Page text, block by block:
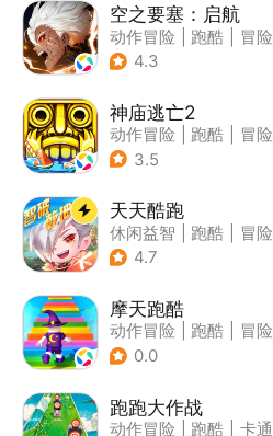
空之要塞：启航
动作冒险 跑酷
冒险
| 剧情
4.3
神庙逃亡2
动作冒险 跑酷
冒险
| 欧美风
3.5
天天酷跑
休闲益智 跑酷
冒险
| 萌系
4.7
摩天跑酷
动作冒险 跑酷
冒险
| 横版过关
0.0
跑跑大作战
动作冒险 跑酷
卡通